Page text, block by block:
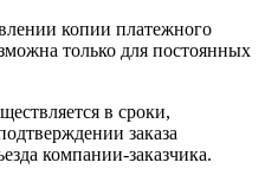
копии платежного
только для постоянных
в сроки,
заказа
компании-заказчика.